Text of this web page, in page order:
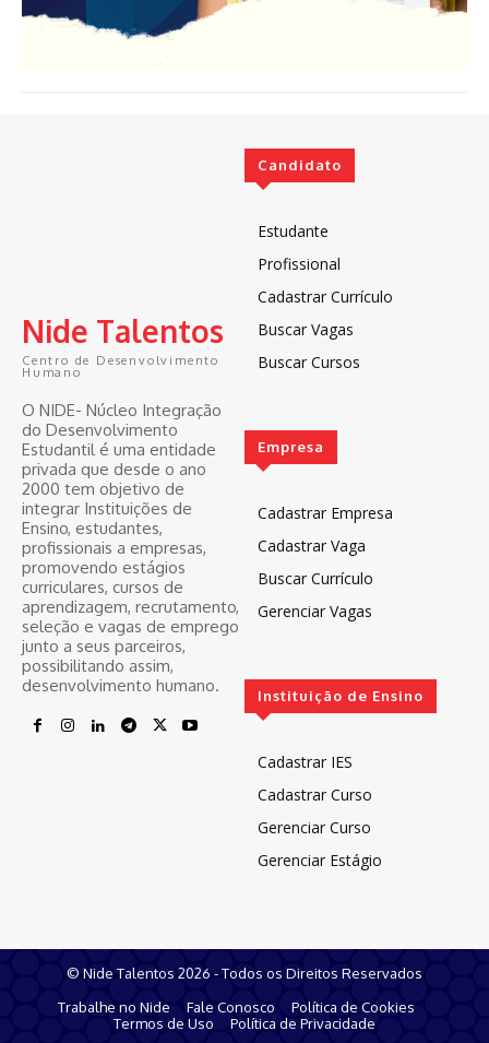
Nide Talentos
Centro de Desenvolvimento
Humano
O NIDE- Núcleo Integração
do Desenvolvimento
Estudantil é uma entidade
privada que desde o ano
2000 tem objetivo de
integrar Instituições de
Ensino, estudantes,
profissionais a empresas,
promovendo estágios
curriculares, cursos de
aprendizagem, recrutamento,
seleção e vagas de emprego
junto a seus parceiros,
possibilitando assim,
desenvolvimento humano.
Candidato
Estudante
Profissional
Cadastrar Currículo
Buscar Vagas
Buscar Cursos
Empresa
Cadastrar Empresa
Cadastrar Vaga
Buscar Currículo
Gerenciar Vagas
Instituição de Ensino
Cadastrar IES
Cadastrar Curso
Gerenciar Curso
Gerenciar Estágio
© Nide Talentos 2026 - Todos os Direitos Reservados
Trabalhe no Nide
Fale Conosco
Política de Cookies
Termos de Uso
Política de Privacidade